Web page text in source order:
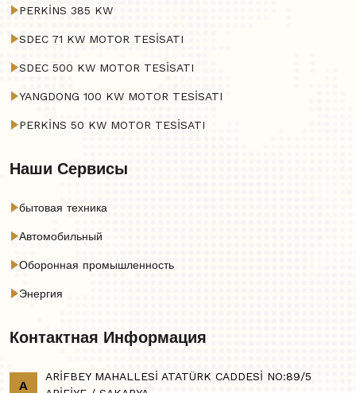
PERKİNS 385 KW
SDEC 71 KW MOTOR TESİSATI
SDEC 500 KW MOTOR TESİSATI
YANGDONG 100 KW MOTOR TESİSATI
PERKİNS 50 KW MOTOR TESİSATI
Наши Сервисы
бытовая техника
Автомобильный
Оборонная промышленность
Энергия
Контактная Информация
A
ARİFBEY MAHALLESİ ATATÜRK CADDESİ NO:89/5